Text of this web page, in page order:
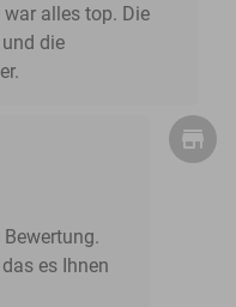
alles top. Die
die
es Ihnen